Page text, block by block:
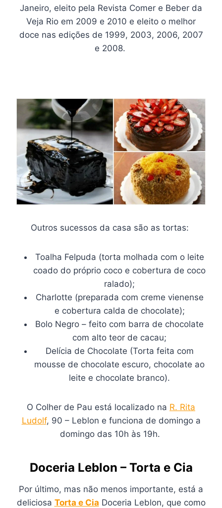
Janeiro, eleito pela Revista Comer e Beber da
Veja Rio em 2009 e 2010 e eleito o melhor
doce nas edições de 1999, 2003, 2006, 2007
e 2008.
Outros sucessos da casa são as tortas:
Toalha Felpuda (torta molhada com o leite
coado do próprio coco e cobertura de coco
ralado);
Charlotte (preparada com creme vienense
e cobertura calda de chocolate);
Bolo Negro – feito com barra de chocolate
com alto teor de cacau;
Delícia de Chocolate (Torta feita com
mousse de chocolate escuro, chocolate ao
leite e chocolate branco).
O Colher de Pau está localizado na R. Rita
Ludolf, 90 – Leblon e funciona de domingo a
domingo das 10h às 19h.
Doceria Leblon – Torta e Cia
Por último, mas não menos importante, está a
deliciosa Torta e Cia Doceria Leblon, que como